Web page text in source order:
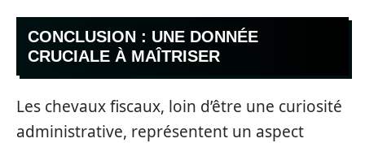
CONCLUSION : UNE DONNÉE
CRUCIALE À MAÎTRISER
Les chevaux fiscaux, loin d’être une curiosité
administrative, représentent un aspect